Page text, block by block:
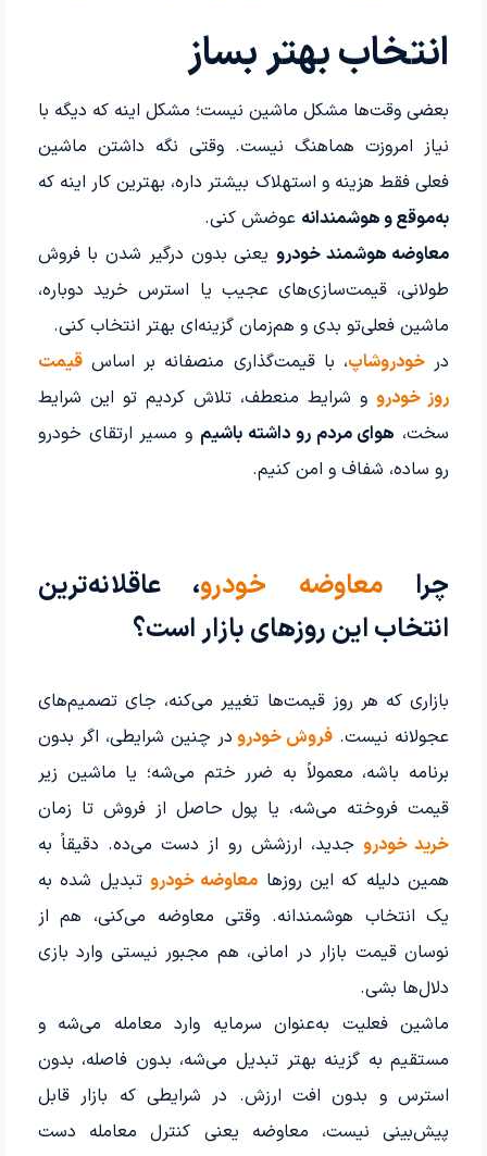
انتخاب بهتر بساز
بعضی وقت‌ها مشکل ماشین نیست؛ مشکل اینه که دیگه با
نیاز امروزت هماهنگ نیست. وقتی نگه داشتن ماشین
فعلی فقط هزینه و استهلاک بیشتر داره، بهترین کار اینه که
به‌موقع و هوشمندانه عوضش کنی.
معاوضه هوشمند خودرو یعنی بدون درگیر شدن با فروش
طولانی، قیمت‌سازی‌های عجیب یا استرس خرید دوباره،
ماشین فعلی‌تو بدی و هم‌زمان گزینه‌ای بهتر انتخاب کنی.
در خودروشاپ، با قیمت‌گذاری منصفانه بر اساسقیمت
روز خودروو شرایط منعطف، تلاش کردیم تو این شرایط
سخت، هوای مردم رو داشته باشیم و مسیر ارتقای خودرو
رو ساده، شفاف و امن کنیم.
چرا معاوضه خودرو، عاقلانه‌ترین
انتخاب این روزهای بازار است؟
بازاری که هر روز قیمت‌ها تغییر می‌کنه، جای تصمیم‌های
عجولانه نیست. فروش خودرو در چنین شرایطی، اگر بدون
برنامه باشه، معمولاً به ضرر ختم می‌شه؛ یا ماشین زیر
قیمت فروخته می‌شه، یا پول حاصل از فروش تا زمان
خرید خودروجدید، ارزشش رو از دست می‌ده. دقیقاً به
همین دلیله که این روزها معاوضه خودرو تبدیل شده به
یک انتخاب هوشمندانه. وقتی معاوضه می‌کنی، هم از
نوسان قیمت بازار در امانی، هم مجبور نیستی وارد بازی
دلال‌ها بشی.
ماشین فعلیت به‌عنوان سرمایه وارد معامله می‌شه و
مستقیم به گزینه بهتر تبدیل می‌شه، بدون فاصله، بدون
استرس و بدون افت ارزش. در شرایطی که بازار قابل
پیش‌بینی نیست، معاوضه یعنی کنترل معامله دست